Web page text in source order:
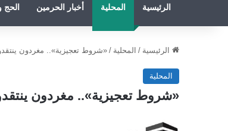
الرئيسية المحلية أخبار الحرمين الحج
الرئيسية / المحلية / «شروط تعجيزية».. مغردون
المحلية
«شروط تعجيزية».. مغردون